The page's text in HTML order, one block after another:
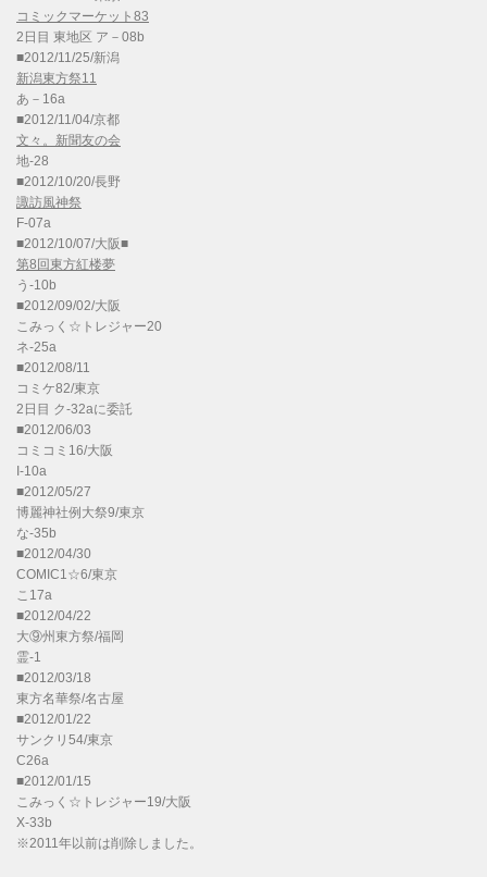
コミックマーケット83
2日目 東地区 ア－08b
■2012/11/25/新潟
新潟東方祭11
あ－16a
■2012/11/04/京都
文々。新聞友の会
地-28
■2012/10/20/長野
諏訪風神祭
F-07a
■2012/10/07/大阪■
第8回東方紅楼夢
う-10b
■2012/09/02/大阪
こみっく☆トレジャー20
ネ-25a
■2012/08/11
コミケ82/東京
2日目 ク-32aに委託
■2012/06/03
コミコミ16/大阪
I-10a
■2012/05/27
博麗神社例大祭9/東京
な-35b
■2012/04/30
COMIC1☆6/東京
こ17a
■2012/04/22
大⑨州東方祭/福岡
霊-1
■2012/03/18
東方名華祭/名古屋
■2012/01/22
サンクリ54/東京
C26a
■2012/01/15
こみっく☆トレジャー19/大阪
X-33b
※2011年以前は削除しました。